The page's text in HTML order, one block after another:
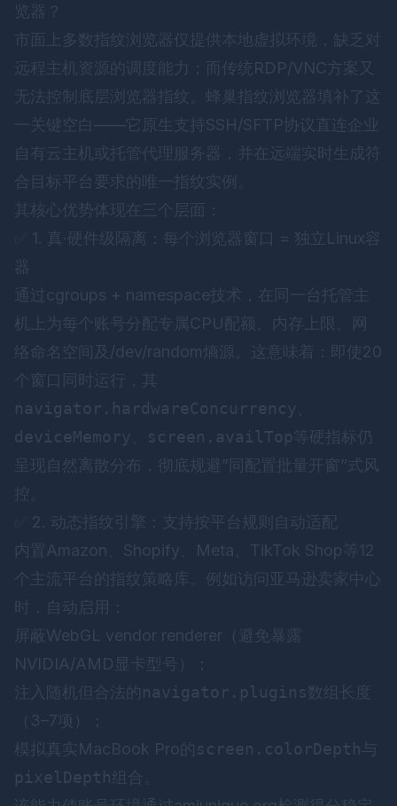
览器 ？
市面上多数指纹浏览器仅提供本地虚拟环境，缺乏对
远程主机资源的调度能力；而传统RDP/VNC方案又
无法控制底层浏览器指纹。
蜂巢指纹浏览器 填补了这
一关键空白——它原生支持SSH/SFTP协议直连企业
自有云主机或托管代理服务器，并在远端实时生成符
合目标平台要求的唯一指纹实例。
其核心优势体现在三个层面：
✅ 1. 真·硬件级隔离：每个浏览器窗口 = 独立Linux容
器
通过cgroups + namespace技术，在同一台托管主
机上为每个账号分配专属CPU配额、内存上限、网
络命名空间及/dev/random熵源。这意味着：即使20
个窗口同时运行，其
navigator.hardwareConcurrency
deviceMemory
screen.availTop等硬指标仍
呈现自然离散分布，彻底规避”同配置批量开窗”式风
控。
✅ 2. 动态指纹引擎：支持按平台规则自动适配
内置Amazon、Shopify、Meta、TikTok Shop等12
个主流平台的指纹策略库。例如访问亚马逊卖家中心
时，自动启用：
屏蔽WebGL vendor renderer（避免暴露
NVIDIA/AMD显卡型号）；
注入随机但合法的 navigator.plugins 数组长度
（3–7项）；
模拟真实MacBook Pro的 screen.colorDepth与
pixelDepth组合。